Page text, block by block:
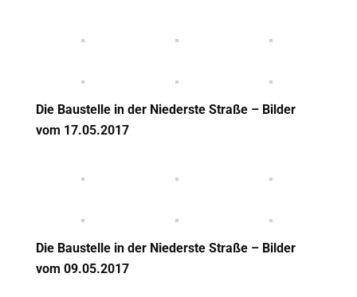
Die Baustelle in der Niederste Straße – Bilder
vom 17.05.2017
Die Baustelle in der Niederste Straße – Bilder
vom 09.05.2017